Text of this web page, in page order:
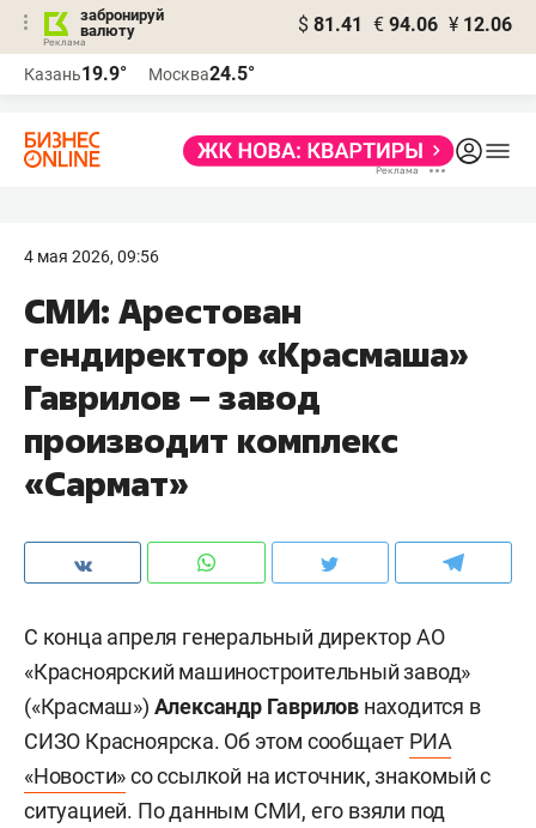
забронируй
валюту
$ 81.41 € 94.06 ¥ 12.06
Казань19.9° Москва24.5°
4 мая 2026, 09:56
СМИ: Арестован
гендиректор «Красмаша»
Гаврилов – завод
производит комплекс
«Сармат»
С конца апреля генеральный директор АО
«Красноярский машиностроительный завод»
(«Красмаш») Александр Гаврилов находится в
СИЗО Красноярска. Об этом сообщает РИА
«Новости»со ссылкой на источник, знакомый с
ситуацией. По данным СМИ, его взяли под